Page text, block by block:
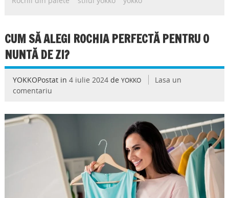
CUM SĂ ALEGI ROCHIA PERFECTĂ PENTRU O
NUNTĂ DE ZI?
YOKKOPostat in 4 iulie 2024de YOKKO
Lasa un
comentariu